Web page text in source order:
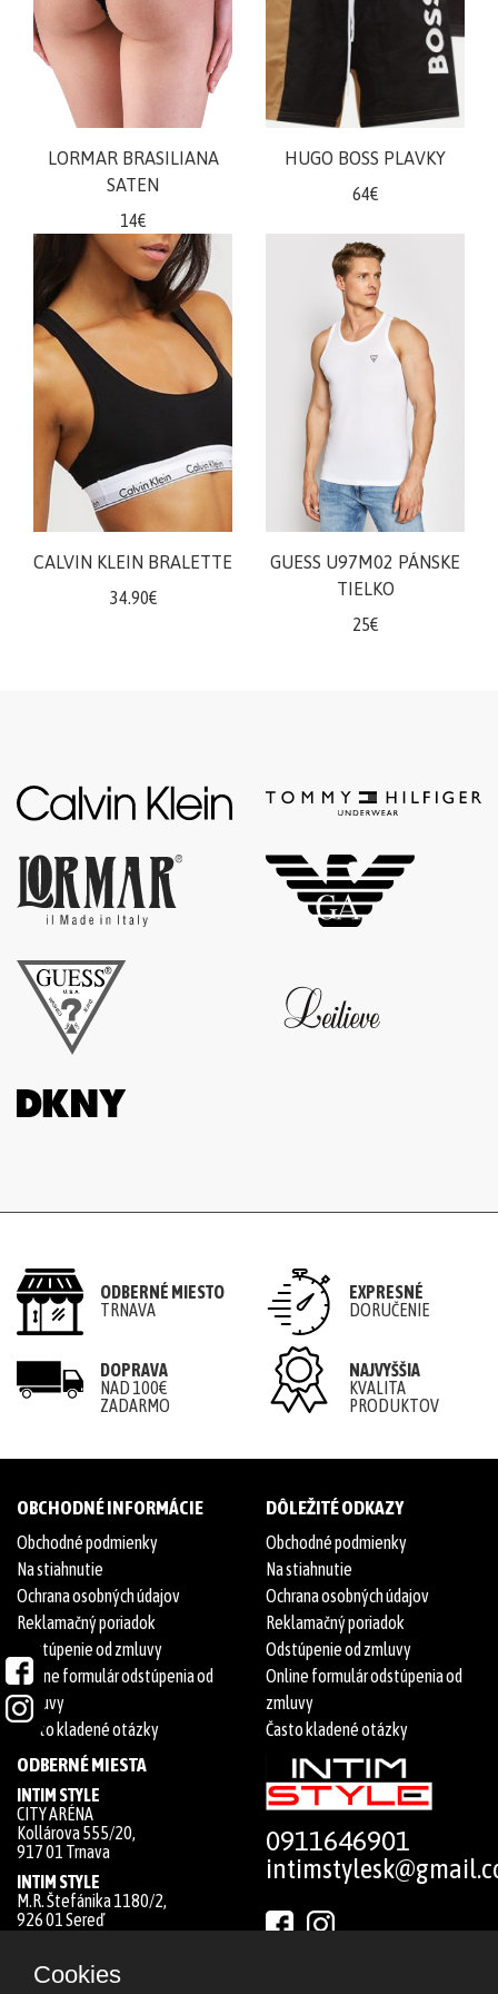
doplnky
ŽENY
Plavky/plážové
oblečenie
Nohavičky
Šaty/sukne/
overaly
Župany/pyžamá
Doplnky/kabelky
Tričká/
Mikiny
Nohavice/rifle/
šortky
Teplákové
kabáty
šaty
Vianočné
šaty
Blúzky,
košele
LORMAR BRASILIANA
SATEN
14€
HUGO BOSS PLAVKY
64€
CALVIN KLEIN BRALETTE
34.90€
GUESS U97M02 PÁNSKE
TIELKO
25€
ODBERNÉ MIESTO
TRNAVA
EXPRESNÉ
DORUČENIE
DOPRAVA
NAD 100€
ZADARMO
NAJVYŠŠIA
KVALITA
PRODUKTOV
OBCHODNÉ INFORMÁCIE
Obchodné podmienky
Na stiahnutie
Ochrana osobných údajov
Reklamačný poriadok
Odstúpenie od zmluvy
Online formulár odstúpenia od
zmluvy
Často kladené otázky
DÔLEŽITÉ ODKAZY
Obchodné podmienky
Na stiahnutie
Ochrana osobných údajov
Reklamačný poriadok
Odstúpenie od zmluvy
Online formulár odstúpenia od
zmluvy
Často kladené otázky
ODBERNÉ MIESTA
INTIM STYLE
CITY ARÉNA
Kollárova 555/20,
917 01 Trnava
INTIM STYLE
M.R. Štefánika 1180/2,
926 01 Sereď
0911646901
Cookies